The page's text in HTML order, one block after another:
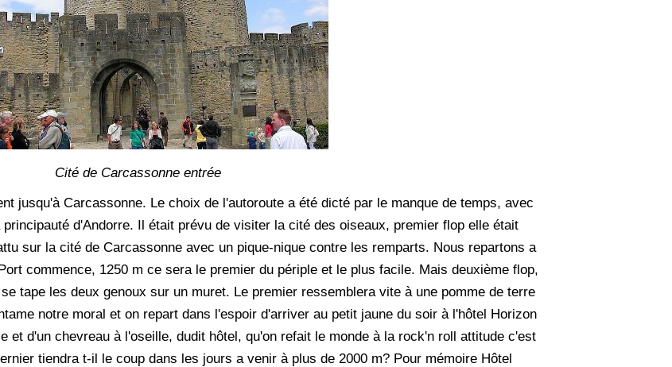
Cité de Carcassonne entrée
jusqu'à Carcassonne. Le choix de l'autoroute a été dicté par le manque de temps, avec
d'Andorre. Il était prévu de visiter la cité des oiseaux, premier flop elle était
sur la cité de Carcassonne avec un pique-nique contre les remparts. Nous repartons a
commence, 1250 m ce sera le premier du périple et le plus facile. Mais deuxième flop,
tape les deux genoux sur un muret. Le premier ressemblera vite à une pomme de terre
notre moral et on repart dans l'espoir d'arriver au petit jaune du soir à l'hôtel Horizon
et d'un chevreau à l'oseille, dudit hôtel, qu'on refait le monde à la rock'n roll attitude c'est
tiendra t-il le coup dans les jours a venir à plus de 2000 m? Pour mémoire Hôtel